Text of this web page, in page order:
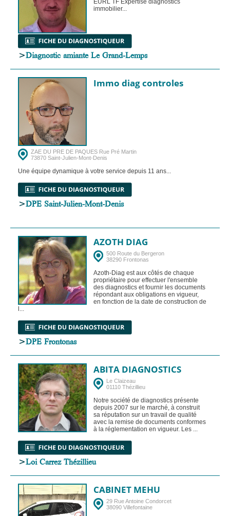
EURL TF Expertise diagnostics
immobilier...
>Diagnostic amiante Le Grand-Lemps
Immo diag controles
ZAE DU PRE DE PAQUES Rue Pré Martin
73870 Saint-Julien-Mont-Denis
Une équipe dynamique à votre service depuis 11 ans...
>DPE Saint-Julien-Mont-Denis
AZOTH DIAG
500 Route du Bergeron
38290 Frontonas
Azoth-Diag est aux côtés de chaque
propriétaire pour effectuer l'ensemble
des diagnostics et fournir les documents
répondant aux obligations en vigueur,
en fonction de la date de construction de
l...
>DPE Frontonas
ABITA DIAGNOSTICS
Le Claizeau
01110 Thézillieu
Notre société de diagnostics présente
depuis 2007 sur le marché, à construit
sa réputation sur un travail de qualité
avec la remise de documents conformes
à la réglementation en vigueur. Les ...
>Loi Carrez Thézillieu
CABINET MEHU
29 Rue Antoine Condorcet
38090 Villefontaine